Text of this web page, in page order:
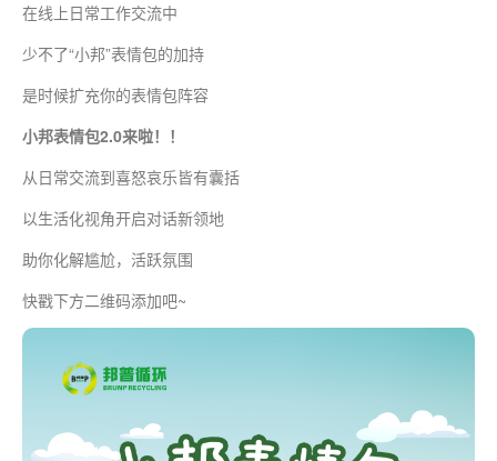
在线上日常工作交流中
少不了“小邦”表情包的加持
是时候扩充你的表情包阵容
小邦表情包2.0来啦！！
从日常交流到喜怒哀乐皆有囊括
以生活化视角开启对话新领地
助你化解尴尬，活跃氛围
快戳下方二维码添加吧~